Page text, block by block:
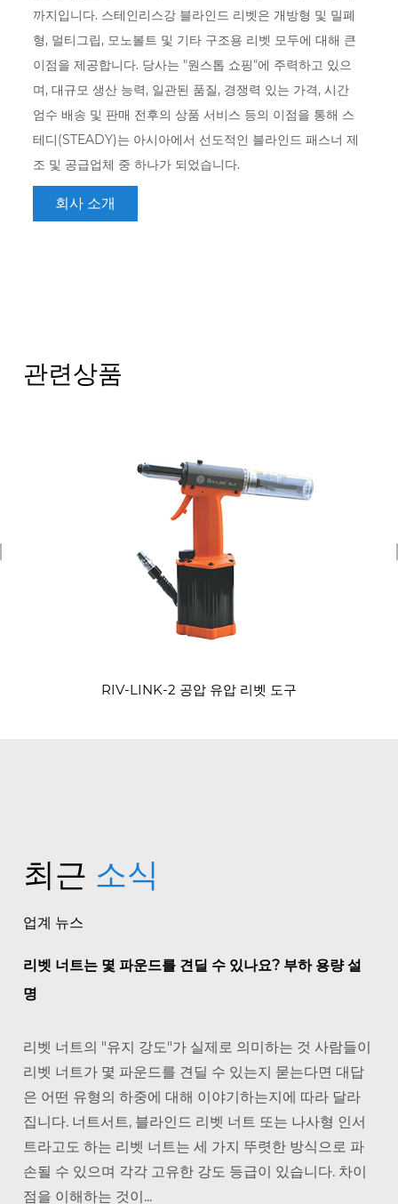
까지입니다. 스테인리스강 블라인드 리벳은 개방형 및 밀폐
형, 멀티그립, 모노볼트 및 기타 구조용 리벳 모두에 대해 큰
이점을 제공합니다. 당사는 "원스톱 쇼핑"에 주력하고 있으
며, 대규모 생산 능력, 일관된 품질, 경쟁력 있는 가격, 시간
엄수 배송 및 판매 전후의 상품 서비스 등의 이점을 통해 스
테디(STEADY)는 아시아에서 선도적인 블라인드 패스너 제
조 및 공급업체 중 하나가 되었습니다.
회사 소개
관련상품
RIV-LINK-2 공압 유압 리벳 도구
최근 소식
업계 뉴스
리벳 너트는 몇 파운드를 견딜 수 있나요? 부하 용량 설
명
리벳 너트의 "유지 강도"가 실제로 의미하는 것 사람들이
리벳 너트가 몇 파운드를 견딜 수 있는지 묻는다면 대답
은 어떤 유형의 하중에 대해 이야기하는지에 따라 달라
집니다. 너트서트, 블라인드 리벳 너트 또는 나사형 인서
트라고도 하는 리벳 너트는 세 가지 뚜렷한 방식으로 파
손될 수 있으며 각각 고유한 강도 등급이 있습니다. 차이
점을 이해하는 것이...